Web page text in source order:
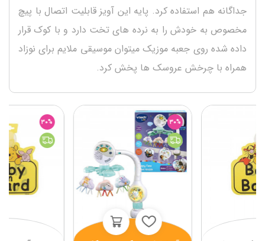
جداگانه هم استفاده کرد. پایه این آویز قابلیت اتصال با پیچ
مخصوص به خودش را به نرده های تخت دارد و با کوک قرار
داده شده روی جعبه موزیک میتوان موسیقی ملایم برای نوزاد
همراه با چرخش عروسک ها پخش کرد.
30%
30%